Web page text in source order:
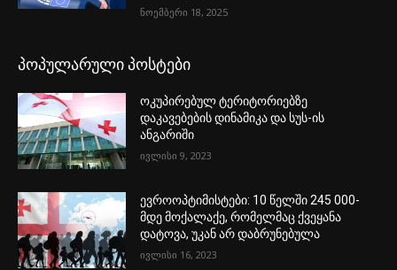
ნოემბერი 18, 2025
პოპულარული პოსტები
ოკუპირებულ ტერიტორიებზე
დაკავებების დინამიკა და სუს-ის
ანგარიში
ივლისი 9, 2023
ევროოპტიმისტები: 10 წელში 245 000-
მდე მოქალაქე, რომელმაც ქვეყანა
დატოვა, უკან არ დაბრუნებულა
ივლისი 16, 2023